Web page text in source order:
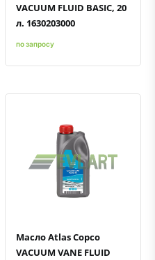
VACUUM FLUID BASIC, 20
л. 1630203000
по запросу
Быстрый просмотрДобавить к сравнению
Масло Atlas Copco
VACUUM VANE FLUID